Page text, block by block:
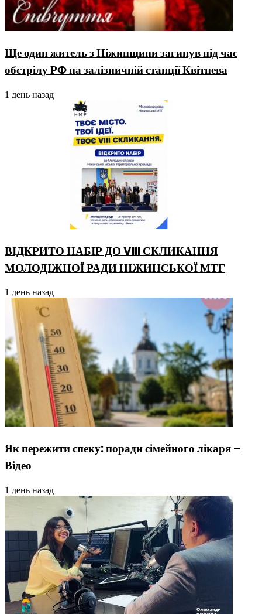
Ще один житель з Ніжинщини загинув під час
обстрілу РФ на залізничній станції Квітнева
1 день назад
ВІДКРИТО НАБІР ДО VIII СКЛИКАННЯ
МОЛОДІЖНОЇ РАДИ НІЖИНСЬКОЇ МТГ
1 день назад
Як пережити спеку: поради сімейного лікаря –
Відео
1 день назад